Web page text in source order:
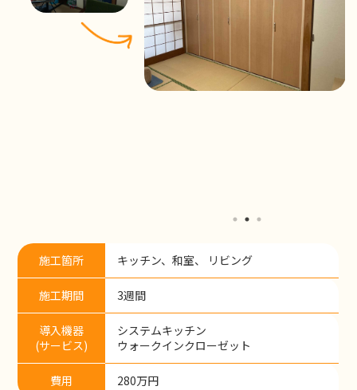
施工箇所 キッチン、和室、 リビング
施工期間 3週間
導入機器
(サービス)
システムキッチン
ウォークインクローゼット
費用 280万円